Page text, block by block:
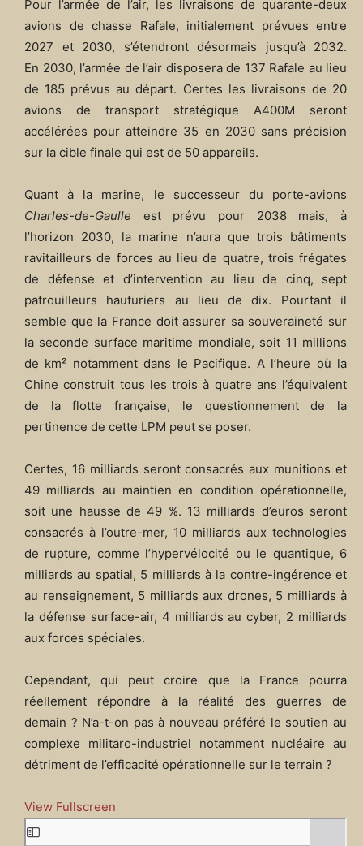
Pour l’armée de l’air, les livraisons de quarante-deux
avions de chasse Rafale, initialement prévues entre
2027 et 2030, s’étendront désormais jusqu’à 2032.
En 2030, l’armée de l’air disposera de 137 Rafale au lieu
de 185 prévus au départ. Certes les livraisons de 20
avions de transport stratégique A400M seront
accélérées pour atteindre 35 en 2030 sans précision
sur la cible finale qui est de 50 appareils.
Quant à la marine, le successeur du porte-avions
Charles-de-Gaulle est prévu pour 2038 mais, à
l’horizon 2030, la marine n’aura que trois bâtiments
ravitailleurs de forces au lieu de quatre, trois frégates
de défense et d’intervention au lieu de cinq, sept
patrouilleurs hauturiers au lieu de dix. Pourtant il
semble que la France doit assurer sa souveraineté sur
la seconde surface maritime mondiale, soit 11 millions
de km² notamment dans le Pacifique. A l’heure où la
Chine construit tous les trois à quatre ans l’équivalent
de la flotte française, le questionnement de la
pertinence de cette LPM peut se poser.
Certes, 16 milliards seront consacrés aux munitions et
49 milliards au maintien en condition opérationnelle,
soit une hausse de 49 %. 13 milliards d’euros seront
consacrés à l’outre-mer, 10 milliards aux technologies
de rupture, comme l’hypervélocité ou le quantique, 6
milliards au spatial, 5 milliards à la contre-ingérence et
au renseignement, 5 milliards aux drones, 5 milliards à
la défense surface-air, 4 milliards au cyber, 2 milliards
aux forces spéciales.
Cependant, qui peut croire que la France pourra
réellement répondre à la réalité des guerres de
demain ? N’a-t-on pas à nouveau préféré le soutien au
complexe militaro-industriel notamment nucléaire au
détriment de l’efficacité opérationnelle sur le terrain ?
View Fullscreen
A